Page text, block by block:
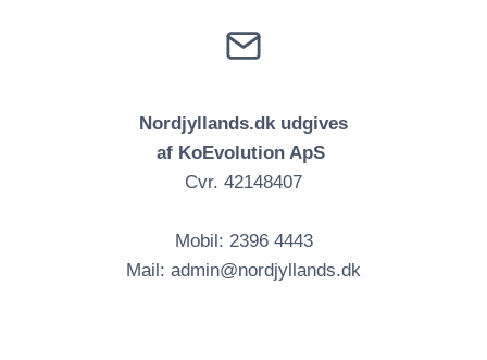
Nordjyllands.dk udgives
af KoEvolution ApS
Cvr. 42148407
Mobil: 2396 4443
Mail: admin@nordjyllands.dk